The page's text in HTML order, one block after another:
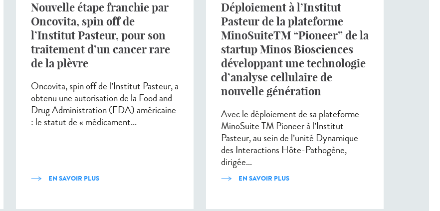
Nouvelle étape franchie par
Oncovita, spin off de
l’Institut Pasteur, pour son
traitement d’un cancer rare
de la plèvre
Oncovita, spin off de l’Institut Pasteur, a
obtenu une autorisation de la Food and
Drug Administration (FDA) américaine
: le statut de « médicament...
EN SAVOIR PLUS
Déploiement à l’Institut
Pasteur de la plateforme
MinoSuiteTM “Pioneer” de la
startup Minos Biosciences
développant une technologie
d’analyse cellulaire de
nouvelle génération
Avec le déploiement de sa plateforme
MinoSuite TM Pioneer à l’Institut
Pasteur, au sein de l’unité Dynamique
des Interactions Hôte-Pathogène,
dirigée...
EN SAVOIR PLUS